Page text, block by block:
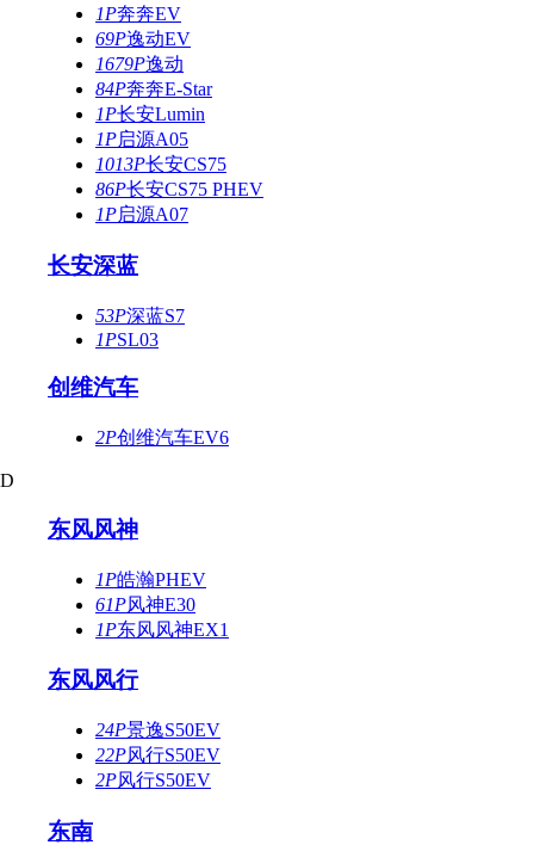
1P奔奔EV
69P逸动EV
1679P逸动
84P奔奔E-Star
1P长安Lumin
1P启源A05
1013P长安CS75
86P长安CS75 PHEV
1P启源A07
长安深蓝
53P深蓝S7
1PSL03
创维汽车
2P创维汽车EV6
D
东风风神
1P皓瀚PHEV
61P风神E30
1P东风风神EX1
东风风行
24P景逸S50EV
22P风行S50EV
2P风行S50EV
东南